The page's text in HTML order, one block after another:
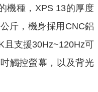
機種，XPS 13的厚度
斤，機身採用CNC鋁
且支援30Hz~120Hz可
觸控螢幕，以及背光